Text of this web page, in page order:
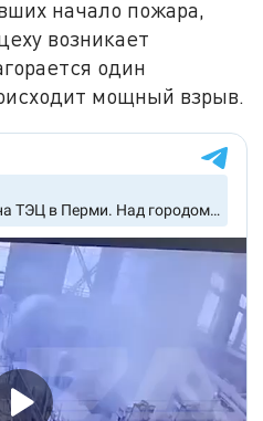
начало пожара,
возникает
один
мощный взрыв.